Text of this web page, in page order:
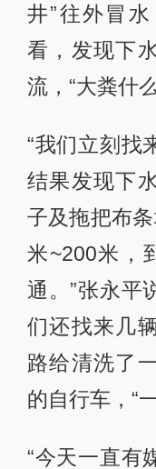
井”往外冒
看，发现下
流，“大粪什
“我们立刻找
结果发现下
子及拖把布
米~200米，
通。”张永平
们还找来几
路给清洗了
的自行车，“
“今天一直有